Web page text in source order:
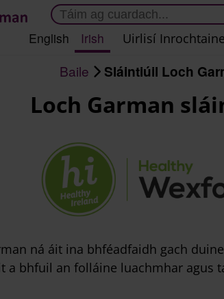
Scipeáil
go
dtí
príomhábhar
Uirlisí
English Irish
Baile Sláintiúil Loch
Loch Garman
ná áit ina bhféadfaidh gach
bhfuil an folláine luachmhar agus